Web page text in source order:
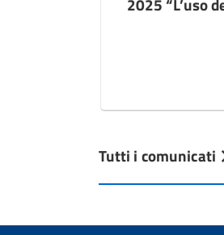
2025 “L’uso
Tutti i comunicati